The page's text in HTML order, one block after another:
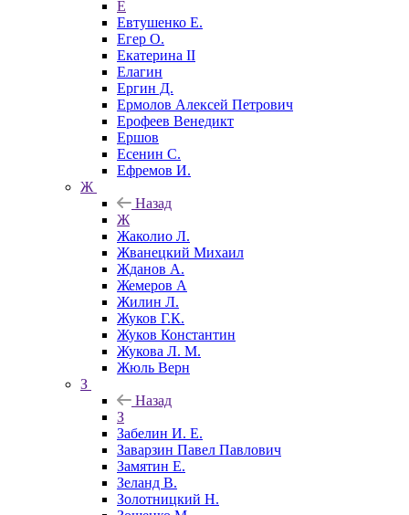
Е
Евтушенко Е.
Егер О.
Екатерина II
Елагин
Ергин Д.
Ермолов Алексей Петрович
Ерофеев Венедикт
Ершов
Есенин С.
Ефремов И.
Ж
Назад
Ж
Жаколио Л.
Жванецкий Михаил
Жданов А.
Жемеров А
Жилин Л.
Жуков Г.К.
Жуков Константин
Жукова Л. М.
Жюль Верн
З
Назад
З
Забелин И. Е.
Заварзин Павел Павлович
Замятин Е.
Зеланд В.
Золотницкий Н.